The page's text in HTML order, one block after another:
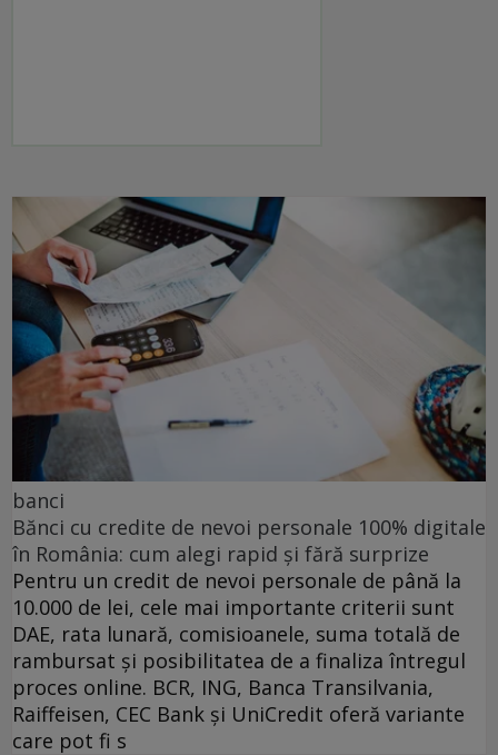
banci
Bănci cu credite de nevoi personale 100% digitale
în România: cum alegi rapid și fără surprize
Pentru un credit de nevoi personale de până la
10.000 de lei, cele mai importante criterii sunt
DAE, rata lunară, comisioanele, suma totală de
rambursat și posibilitatea de a finaliza întregul
proces online. BCR, ING, Banca Transilvania,
Raiffeisen, CEC Bank și UniCredit oferă variante
care pot fi s